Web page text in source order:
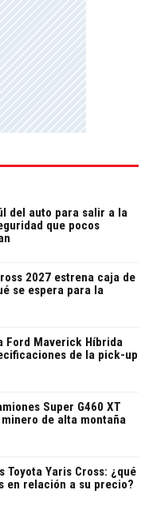
del auto para salir a la
que pocos
2027 estrena caja de
se espera para la
Ford Maverick Híbrida
de la pick-up
Super G460 XT
de alta montaña
Toyota Yaris Cross: ¿qué
en relación a su precio?